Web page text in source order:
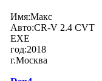
Имя:Макс
Авто:CR-V 2.4 CVT
EXE
год:2018
г.Москва